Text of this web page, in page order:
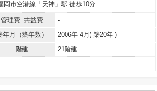
岡市空港線「天神」駅 徒歩10分
管理費+共益費
-
年月（築年数）
2006年 4月( 築20年 )
階建
21階建